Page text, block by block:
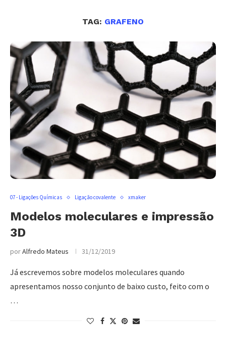
TAG: GRAFENO
07 - Ligações Químicas Ligação covalente xmaker
Modelos moleculares e impressão
3D
porAlfredo Mateus 31/12/2019
Já escrevemos sobre modelos moleculares quando
apresentamos nosso conjunto de baixo custo, feito com o
…